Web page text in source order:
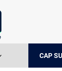
CAP